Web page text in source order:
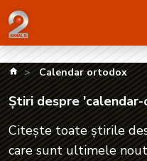
Știri despre 'calendar-
kanald.ro
Calendar ortodox
Știri despre
Citește toate știrile
care sunt ultimele